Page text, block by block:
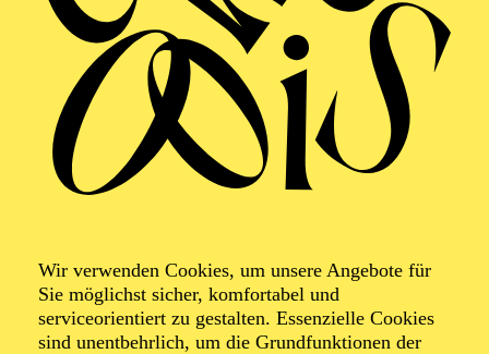
Wir verwenden Cookies, um unsere Angebote für
Sie möglichst sicher, komfortabel und
serviceorientiert zu gestalten. Essenzielle Cookies
sind unentbehrlich, um die Grundfunktionen der
Foto: Benne Ochs